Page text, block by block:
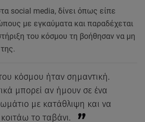
social media, δίνει όπως είπε
με εγκαύματα και παραδέχεται
του κόσμου τη βοήθησαν να μη
κόσμου ήταν σημαντική.
μπορεί αν ήμουν σε ένα
με κατάθλιψη και να
κοιτάω το ταβάνι.